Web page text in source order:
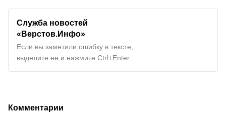
Служба новостей
«Верстов.Инфо»
Если вы заметили ошибку в тексте,
выделите ее и нажмите Ctrl+Enter
Комментарии